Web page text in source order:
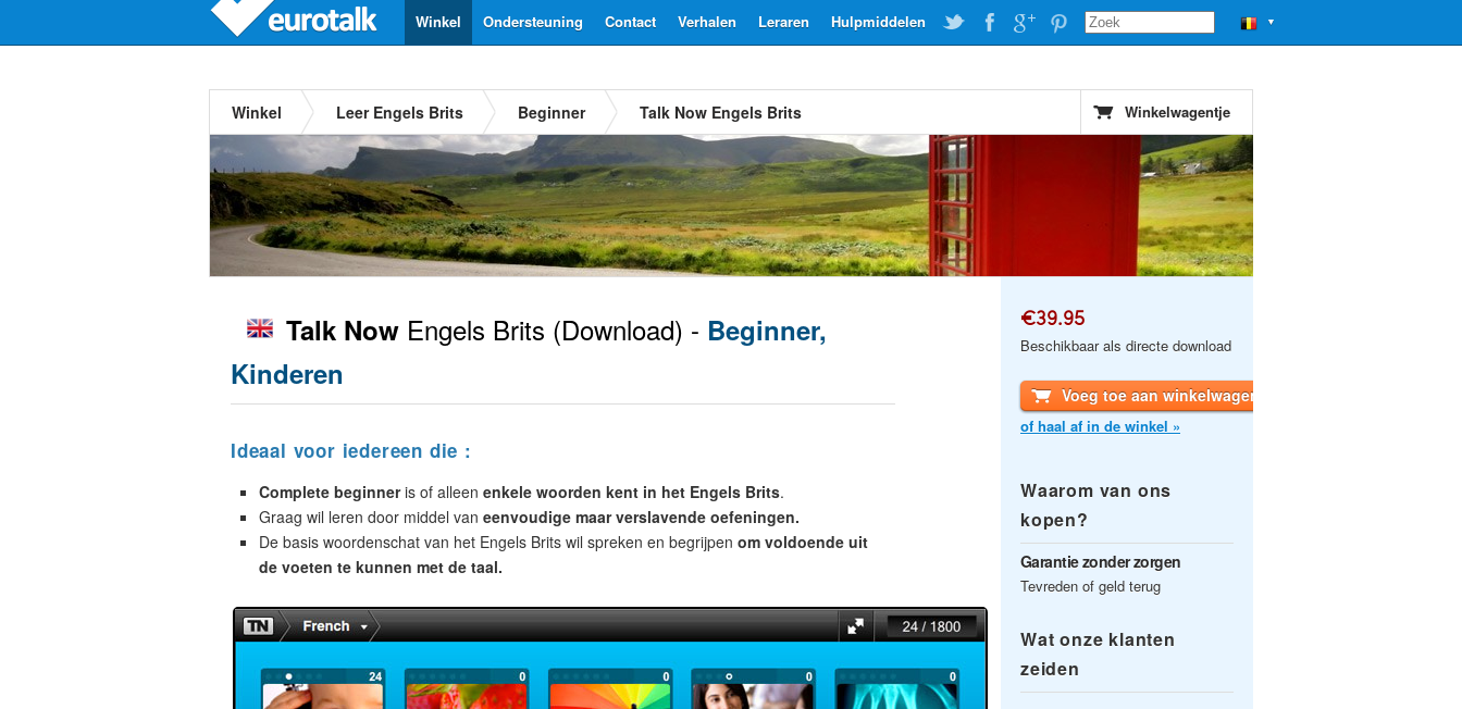
▼
Hulpmiddelen
Leraren
Verhalen
Contact
Ondersteuning
Winkel
Winkel Leer Engels Brits Beginner Talk Now Engels Brits Winkelwagentje
Talk Now Engels Brits (Download) - Beginner,
Kinderen
Ideaal voor iedereen die :
Complete beginneris of alleen enkele woorden kent in het Engels Brits.
Graag wil leren door middel van eenvoudige maar verslavende oefeningen.
De basis woordenschat van het Engels Brits wil spreken en begrijpen om voldoende uit
de voeten te kunnen met de taal.
€39.95
Beschikbaar als directe download
Voeg toe aan winkelwagen
of haal af in de winkel »
Waarom van ons
kopen?
Garantie zonder zorgen
Tevreden of geld terug
Wat onze klanten
zeiden